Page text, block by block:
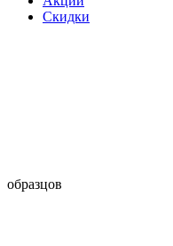
Скидки
образцов